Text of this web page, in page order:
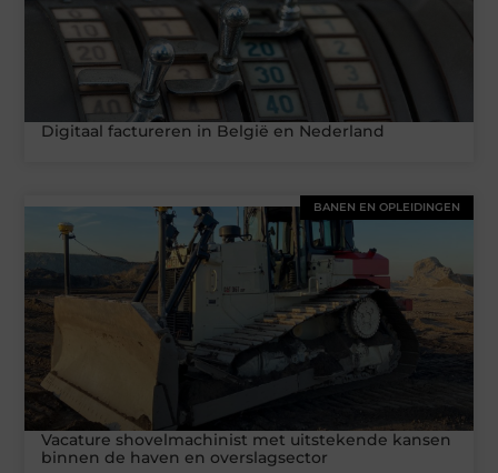
Digitaal factureren in België en Nederland
BANEN EN OPLEIDINGEN
Vacature shovelmachinist met uitstekende kansen
binnen de haven en overslagsector